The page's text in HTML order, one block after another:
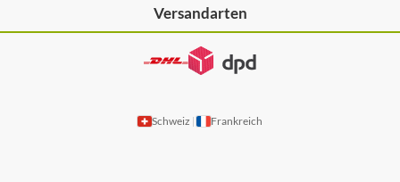
Versandarten
Schweiz Frankreich